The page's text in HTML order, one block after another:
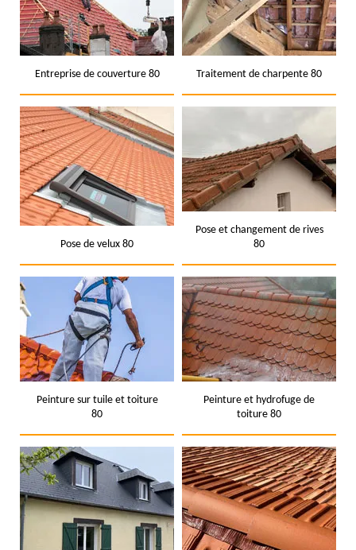
Entreprise de couverture 80 Traitement de charpente 80
Pose de velux 80
Pose et changement de rives
80
Peinture sur tuile et toiture
80
Peinture et hydrofuge de
toiture 80